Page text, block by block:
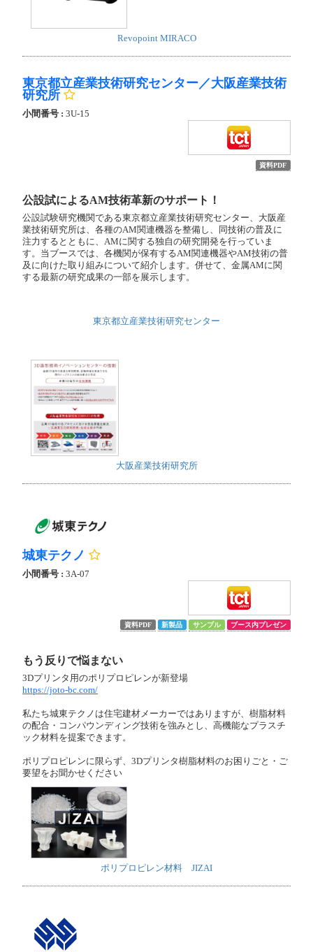
Revopoint MIRACO
東京都立産業技術研究センター／大阪産業技術
研究所
小間番号 : 3U-15
資料PDF
公設試によるAM技術革新のサポート！
公設試験研究機関である東京都立産業技術研究センター、大阪産
業技術研究所は、各種のAM関連機器を整備し、同技術の普及に
注力するとともに、AMに関する独自の研究開発を行っていま
す。当ブースでは、各機関が保有するAM関連機器やAM技術の普
及に向けた取り組みについて紹介します。併せて、金属AMに関
する最新の研究成果の一部を展示します。
東京都立産業技術研究センター
大阪産業技術研究所
城東テクノ
小間番号 : 3A-07
資料PDF 新製品 サンプル ブース内プレゼン
もう反りで悩まない
3Dプリンタ用のポリプロピレンが新登場
https://joto-bc.com/
私たち城東テクノは住宅建材メーカーではありますが、樹脂材料
の配合・コンパウンディング技術を強みとし、高機能なプラスチ
ック材料を提案できます。
ポリプロピレンに限らず、3Dプリンタ樹脂材料のお困りごと・ご
要望をお聞かせください
ポリプロピレン材料 JIZAI